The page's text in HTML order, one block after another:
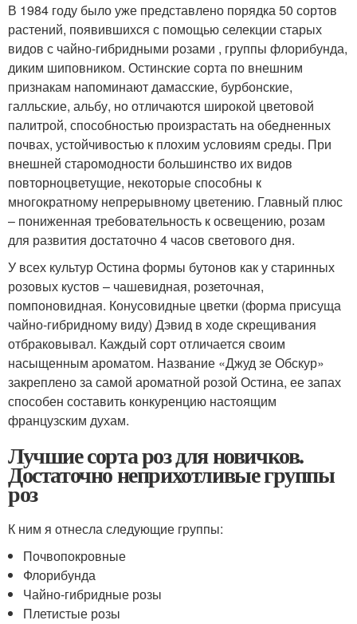
В 1984 году было уже представлено порядка 50 сортов
растений, появившихся с помощью селекции старых
видов с чайно-гибридными розами , группы флорибунда,
диким шиповником. Остинские сорта по внешним
признакам напоминают дамасские, бурбонские,
галльские, альбу, но отличаются широкой цветовой
палитрой, способностью произрастать на обедненных
почвах, устойчивостью к плохим условиям среды. При
внешней старомодности большинство их видов
повторноцветущие, некоторые способны к
многократному непрерывному цветению. Главный плюс
– пониженная требовательность к освещению, розам
для развития достаточно 4 часов светового дня.
У всех культур Остина формы бутонов как у старинных
розовых кустов – чашевидная, розеточная,
помпоновидная. Конусовидные цветки (форма присуща
чайно-гибридному виду) Дэвид в ходе скрещивания
отбраковывал. Каждый сорт отличается своим
насыщенным ароматом. Название «Джуд зе Обскур»
закреплено за самой ароматной розой Остина, ее запах
способен составить конкуренцию настоящим
французским духам.
Лучшие сорта роз для новичков.
Достаточно неприхотливые группы
роз
К ним я отнесла следующие группы:
Почвопокровные
Флорибунда
Чайно-гибридные розы
Плетистые розы